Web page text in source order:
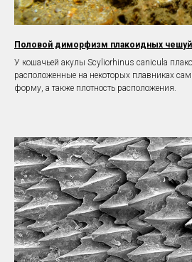
Половой диморфизм плакоидных
У кошачьей акулы Scyliorhinus canicula
расположенные на некоторых плавниках
форму, а также плотность расположения.